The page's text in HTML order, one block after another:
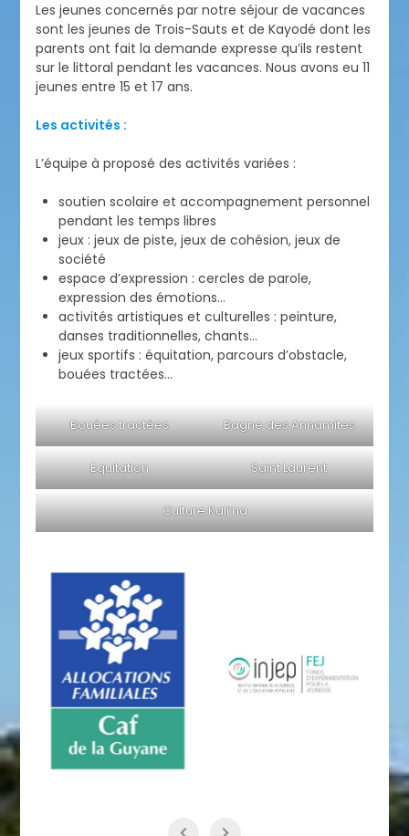
Les jeunes concernés par notre séjour de vacances
sont les jeunes de Trois-Sauts et de Kayodé dont les
parents ont fait la demande expresse qu’ils restent
sur le littoral pendant les vacances. Nous avons eu 11
jeunes entre 15 et 17 ans.
Les activités :
L’équipe à proposé des activités variées :
soutien scolaire et accompagnement personnel
pendant les temps libres
jeux : jeux de piste, jeux de cohésion, jeux de
société
espace d’expression : cercles de parole,
expression des émotions…
activités artistiques et culturelles : peinture,
danses traditionnelles, chants…
jeux sportifs : équitation, parcours d’obstacle,
bouées tractées…
Bouées tractées Bagne des Annamites
Equitation Saint Laurent
Culture Kali’na